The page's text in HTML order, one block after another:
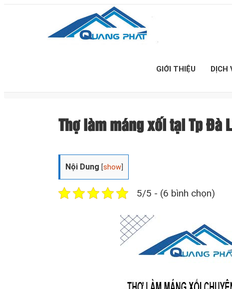
GIỚI THIỆU DỊCH
Thợ làm máng xối tại Tp Đà
Nội Dung [show
5/5 - (6 bình chọn)